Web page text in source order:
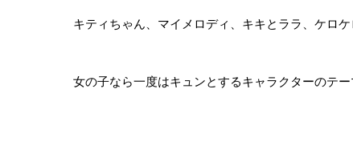
キティちゃん、マイメロディ、キキとララ、ケロ
女の子なら一度はキュンとするキャラクターのテ